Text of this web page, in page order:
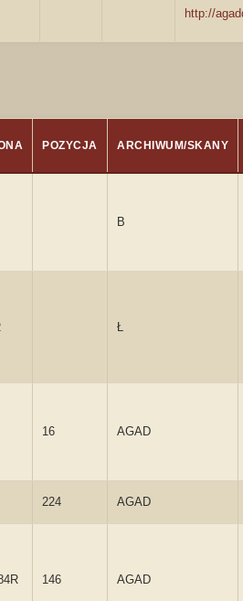
http://
POZYCJA ARCHIWUM/SKANY
B
Ł
16 AGAD
224 AGAD
146 AGAD